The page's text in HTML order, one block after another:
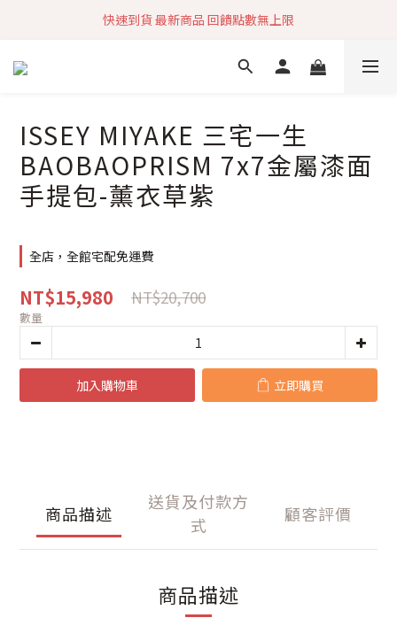
加入社群 獲取最新商品資訊
快速到貨 最新商品 回饋點數無上限
加入社群 獲取最新商品資訊
ISSEY MIYAKE 三宅一生
BAOBAOPRISM 7x7金屬漆面
手提包-薰衣草紫
全店，全館宅配免運費
NT$15,980 NT$20,700
數量
加入購物車 立即購買
商品描述
送貨及付款方
式
顧客評價
商品描述